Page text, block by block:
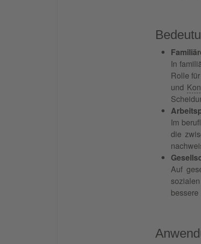
In
Rolle
und
Im
die
Auf